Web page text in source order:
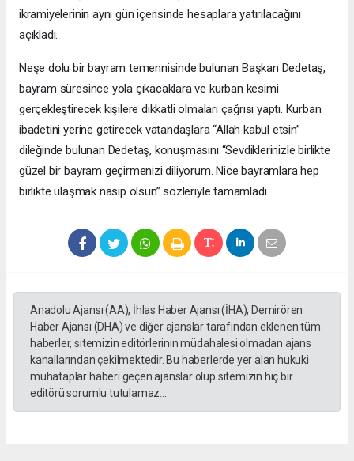
ikramiyelerinin aynı gün içerisinde hesaplara yatırılacağını
açıkladı.
Neşe dolu bir bayram temennisinde bulunan Başkan Dedetaş,
bayram süresince yola çıkacaklara ve kurban kesimi
gerçekleştirecek kişilere dikkatli olmaları çağrısı yaptı. Kurban
ibadetini yerine getirecek vatandaşlara “Allah kabul etsin”
dileğinde bulunan Dedetaş, konuşmasını “Sevdiklerinizle birlikte
güzel bir bayram geçirmenizi diliyorum. Nice bayramlara hep
birlikte ulaşmak nasip olsun” sözleriyle tamamladı.
Anadolu Ajansı (AA), İhlas Haber Ajansı (İHA), Demirören
Haber Ajansı (DHA) ve diğer ajanslar tarafından eklenen tüm
haberler, sitemizin editörlerinin müdahalesi olmadan ajans
kanallarından çekilmektedir. Bu haberlerde yer alan hukuki
muhataplar haberi geçen ajanslar olup sitemizin hiç bir
editörü sorumlu tutulamaz...